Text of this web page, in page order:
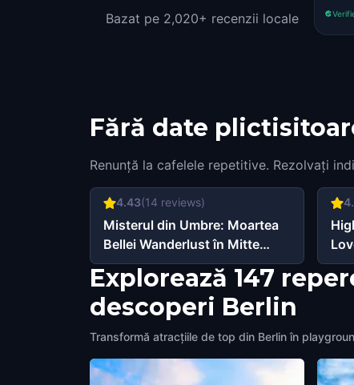
Bazat pe 2,020+ recenzii locale
Fără date
Renunță la cafelele repetitive. Rezolvați
4.43(14 reviews)
Misterul din Umbre: Moartea
Bellei Wanderlust în Mitte
Berlin
Explorează 147
descoperi Berlin
Transformă atracțiile de top din Berlin în